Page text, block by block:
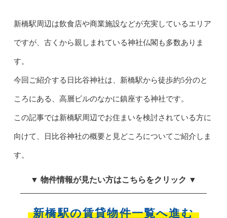
新橋駅周辺は飲食店や商業施設などが充実しているエリア
ですが、古くから親しまれている神社仏閣も多数ありま
す。
今回ご紹介する日比谷神社は、新橋駅から徒歩約5分のと
ころにある、高層ビルのなかに鎮座する神社です。
この記事では新橋駅周辺でお住まいを検討されている方に
向けて、日比谷神社の概要と見どころについてご紹介しま
す。
▼ 物件情報が見たい方はこちらをクリック ▼
新橋駅の賃貸物件一覧へ進む